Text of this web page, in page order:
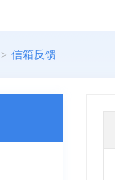
> 信箱反馈